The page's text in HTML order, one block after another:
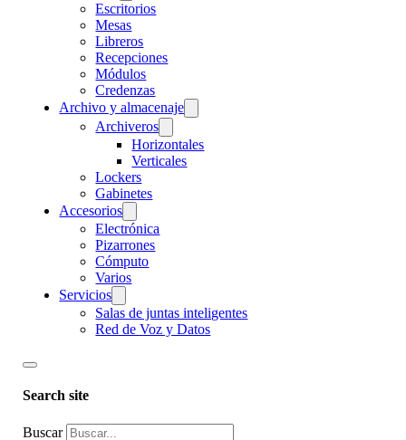
Escritorios
Mesas
Libreros
Recepciones
Módulos
Credenzas
Archivo y almacenaje
Archiveros
Horizontales
Verticales
Lockers
Gabinetes
Accesorios
Electrónica
Pizarrones
Cómputo
Varios
Servicios
Salas de juntas inteligentes
Red de Voz y Datos
Search site
Buscar